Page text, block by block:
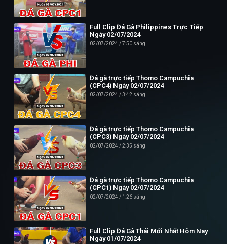
Full Clip Đá Gà Philippines Trực Tiếp
Ngày 02/07/2024
02/07/2024 7:50 sáng
Đá gà trực tiếp Thomo Campuchia
(CPC4) Ngày 02/07/2024
02/07/2024 3:42 sáng
Đá gà trực tiếp Thomo Campuchia
(CPC3) Ngày 02/07/2024
02/07/2024 2:35 sáng
Đá gà trực tiếp Thomo Campuchia
(CPC1) Ngày 02/07/2024
02/07/2024 1:26 sáng
Full Clip Đá Gà Thái Mới Nhất Hôm Nay
Ngày 01/07/2024